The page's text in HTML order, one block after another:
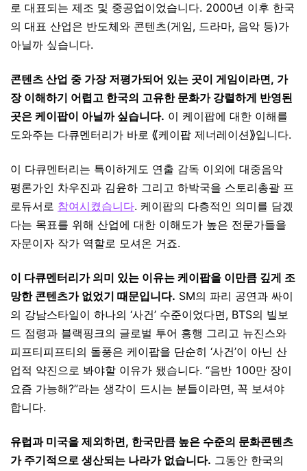
로 대표되는 제조 및 중공업이었습니다. 2000년 이후 한국
의 대표 산업은 반도체와 콘텐츠(게임, 드라마, 음악 등)가
아닐까 싶습니다.
콘텐츠 산업 중 가장 저평가되어 있는 곳이 게임이라면, 가
장 이해하기 어렵고 한국의 고유한 문화가 강렬하게 반영된
곳은 케이팝이 아닐까 싶습니다. 이 케이팝에 대한 이해를
도와주는 다큐멘터리가 바로 ⟪케이팝 제너레이션⟫입니다.
이 다큐멘터리는 특이하게도 연출 감독 이외에 대중음악
평론가인 차우진과 김윤하 그리고 하박국을 스토리총괄 프
로듀서로 참여시켰습니다. 케이팝의 다층적인 의미를 담겠
다는 목표를 위해 산업에 대한 이해도가 높은 전문가들을
자문이자 작가 역할로 모셔온 거죠.
이 다큐멘터리가 의미 있는 이유는 케이팝을 이만큼 깊게 조
망한 콘텐츠가 없었기 때문입니다. SM의 파리 공연과 싸이
의 강남스타일이 하나의 ‘사건’ 수준이었다면, BTS의 빌보
드 점령과 블랙핑크의 글로벌 투어 흥행 그리고 뉴진스와
피프티피프티의 돌풍은 케이팝을 단순히 ‘사건’이 아닌 산
업적 약진으로 봐야할 이유가 됐습니다. “음반 100만 장이
요즘 가능해?”라는 생각이 드시는 분들이라면, 꼭 보셔야
합니다.
유럽과 미국을 제외하면, 한국만큼 높은 수준의 문화콘텐츠
가 주기적으로 생산되는 나라가 없습니다. 그동안 한국의